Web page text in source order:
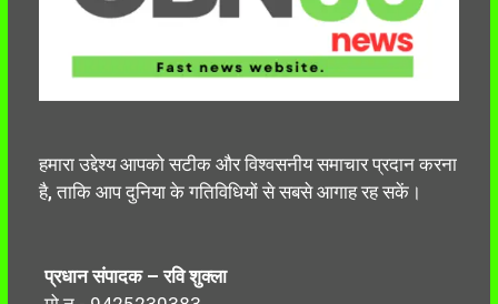
हमारा उद्देश्य आपको सटीक और विश्वसनीय समाचार प्रदान करना
है, ताकि आप दुनिया के गतिविधियों से सबसे आगाह रह सकें।
प्रधान संपादक – रवि शुक्ला